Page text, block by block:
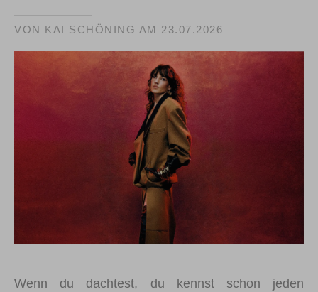
VON KAI SCHÖNING AM 23.07.2026
Wenn du dachtest, du kennst schon jeden